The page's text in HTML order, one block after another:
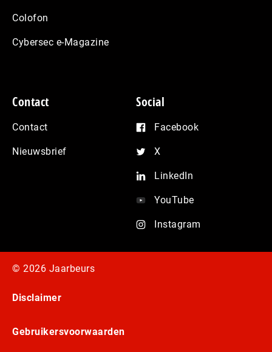
Colofon
Cybersec e-Magazine
Contact
Contact
Nieuwsbrief
Social
Facebook
X
LinkedIn
YouTube
Instagram
© 2026 Jaarbeurs
Disclaimer
Gebruikersvoorwaarden